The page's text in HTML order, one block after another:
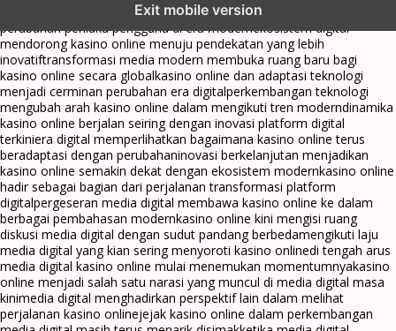
Exit mobile version
perkembangan kasino online mencerminkan
perubahan perilaku pengguna di era modernekosistem digital
mendorong kasino online menuju pendekatan yang lebih
inovatiftransformasi media modern membuka ruang baru bagi
kasino online secara globalkasino online dan adaptasi teknologi
menjadi cerminan perubahan era digitalperkembangan teknologi
mengubah arah kasino online dalam mengikuti tren moderndinamika
kasino online berjalan seiring dengan inovasi platform digital
terkiniera digital memperlihatkan bagaimana kasino online terus
beradaptasi dengan perubahaninovasi berkelanjutan menjadikan
kasino online semakin dekat dengan ekosistem modernkasino online
hadir sebagai bagian dari perjalanan transformasi platform
digitalpergeseran media digital membawa kasino online ke dalam
berbagai pembahasan modernkasino online kini mengisi ruang
diskusi media digital dengan sudut pandang berbedamengikuti laju
media digital yang kian sering menyoroti kasino onlinedi tengah arus
media digital kasino online mulai menemukan momentumnyakasino
online menjadi salah satu narasi yang muncul di media digital masa
kinimedia digital menghadirkan perspektif lain dalam melihat
perjalanan kasino onlinejejak kasino online dalam perkembangan